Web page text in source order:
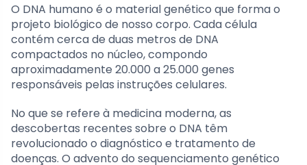
O DNA humano é o material genético que forma o
projeto biológico de nosso corpo. Cada célula
contém cerca de duas metros de DNA
compactados no núcleo, compondo
aproximadamente 20.000 a 25.000 genes
responsáveis pelas instruções celulares.
No que se refere à medicina moderna, as
descobertas recentes sobre o DNA têm
revolucionado o diagnóstico e tratamento de
doenças. O advento do sequenciamento genético